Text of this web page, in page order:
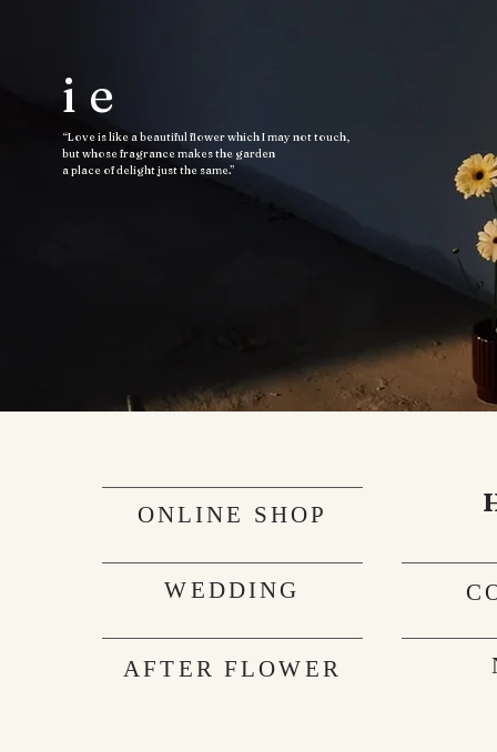
ie
“Love is like a beautiful flower which I may not touch,
but whose fragrance makes the garden
a place of delight just the same.”
ONLINE SHOP
WEDDING
AFTER FLOWER